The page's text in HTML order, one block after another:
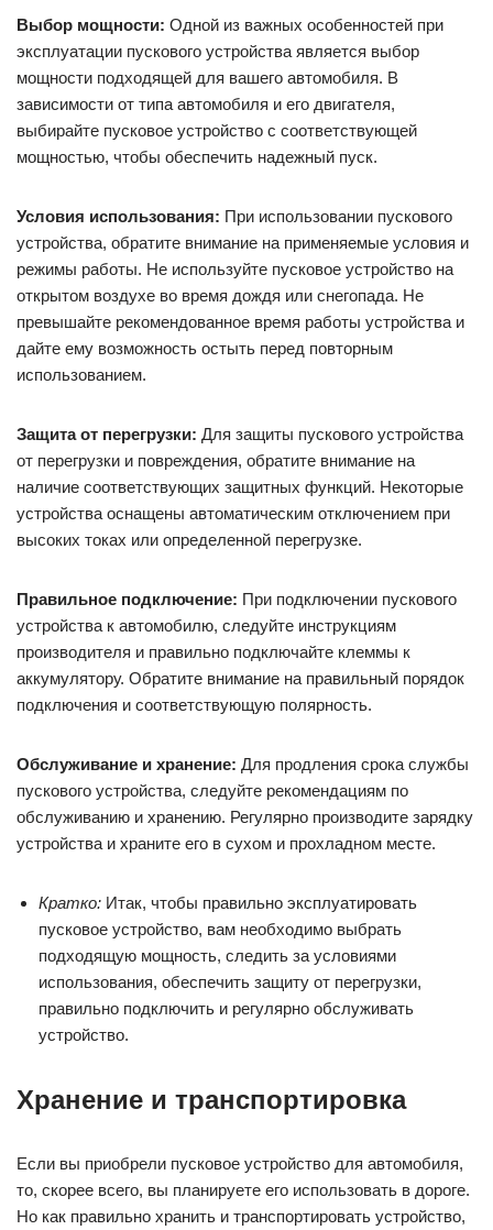
Выбор мощности: Одной из важных особенностей при
эксплуатации пускового устройства является выбор
мощности подходящей для вашего автомобиля. В
зависимости от типа автомобиля и его двигателя,
выбирайте пусковое устройство с соответствующей
мощностью, чтобы обеспечить надежный пуск.
Условия использования: При использовании пускового
устройства, обратите внимание на применяемые условия и
режимы работы. Не используйте пусковое устройство на
открытом воздухе во время дождя или снегопада. Не
превышайте рекомендованное время работы устройства и
дайте ему возможность остыть перед повторным
использованием.
Защита от перегрузки: Для защиты пускового устройства
от перегрузки и повреждения, обратите внимание на
наличие соответствующих защитных функций. Некоторые
устройства оснащены автоматическим отключением при
высоких токах или определенной перегрузке.
Правильное подключение: При подключении пускового
устройства к автомобилю, следуйте инструкциям
производителя и правильно подключайте клеммы к
аккумулятору. Обратите внимание на правильный порядок
подключения и соответствующую полярность.
Обслуживание и хранение: Для продления срока службы
пускового устройства, следуйте рекомендациям по
обслуживанию и хранению. Регулярно производите зарядку
устройства и храните его в сухом и прохладном месте.
Кратко: Итак, чтобы правильно эксплуатировать
пусковое устройство, вам необходимо выбрать
подходящую мощность, следить за условиями
использования, обеспечить защиту от перегрузки,
правильно подключить и регулярно обслуживать
устройство.
Хранение и транспортировка
Если вы приобрели пусковое устройство для автомобиля,
то, скорее всего, вы планируете его использовать в дороге.
Но как правильно хранить и транспортировать устройство,